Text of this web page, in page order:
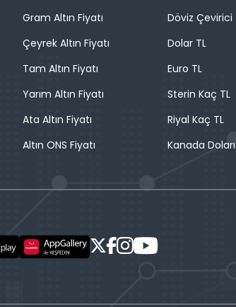
Gram Altın Fiyatı
Çeyrek Altın Fiyatı
Tam Altın Fiyatı
Yarım Altın Fiyatı
Ata Altın Fiyatı
Altın ONS Fiyatı
Döviz Çevirici
Dolar TL
Euro TL
Sterin Kaç TL
Riyal Kaç TL
Kanada Doları